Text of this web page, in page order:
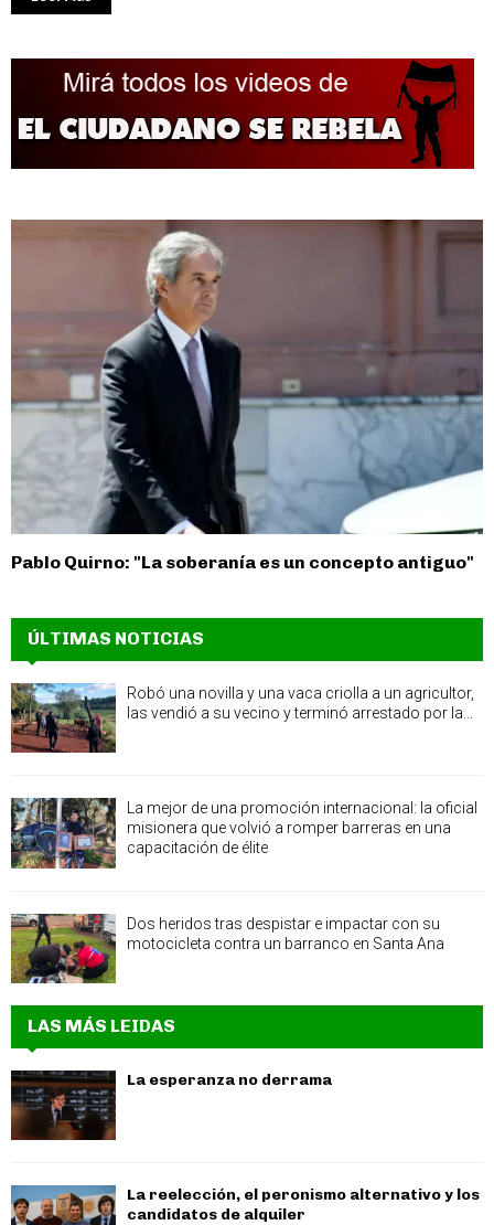
Pablo Quirno: "La soberanía es un concepto antiguo"
ÚLTIMAS NOTICIAS
Robó una novilla y una vaca criolla a un agricultor,
las vendió a su vecino y terminó arrestado por la...
La mejor de una promoción internacional: la oficial
misionera que volvió a romper barreras en una
capacitación de élite
Dos heridos tras despistar e impactar con su
motocicleta contra un barranco en Santa Ana
LAS MÁS LEIDAS
La esperanza no derrama
La reelección, el peronismo alternativo y los
candidatos de alquiler